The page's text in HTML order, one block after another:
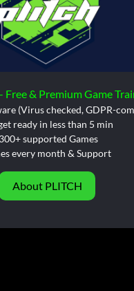
Free & Premium Game
(Virus checked, GDPR-
ready in less than 5 min
supported Games
every month & Support
About PLITCH